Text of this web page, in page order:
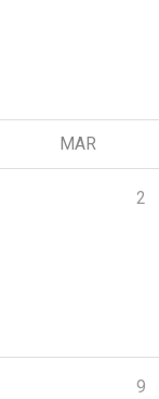
MAR
2
9